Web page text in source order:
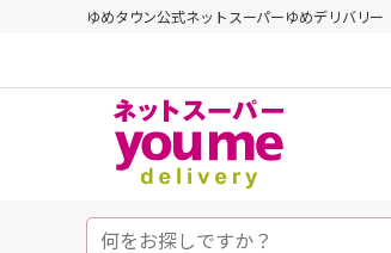
ゆめタウン公式ネットスーパーゆめデリバリー